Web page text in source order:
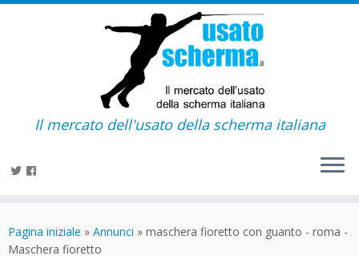
contenuto
Il mercato dell'usato della scherma italiana
Pagina iniziale » Annunci » maschera fioretto con guanto - roma -
Maschera fioretto